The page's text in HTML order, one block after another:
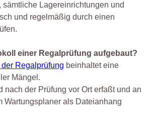
sämtliche Lagereinrichtungen und
und regelmäßig durch einen
einer Regalprüfung aufgebaut?
Regalprüfung beinhaltet eine
Mängel.
nach der Prüfung vor Ort erfaßt und an
Wartungsplaner als Dateianhang